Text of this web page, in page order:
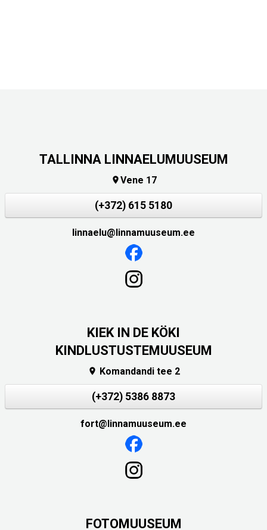
TALLINNA LINNAELUMUUSEUM
Vene 17
(+372) 615 5180
linnaelu@linnamuuseum.ee
KIEK IN DE KÖKI
KINDLUSTUSTEMUUSEUM
 Komandandi tee 2
(+372) 5386 8873
fort@linnamuuseum.ee
FOTOMUUSEUM